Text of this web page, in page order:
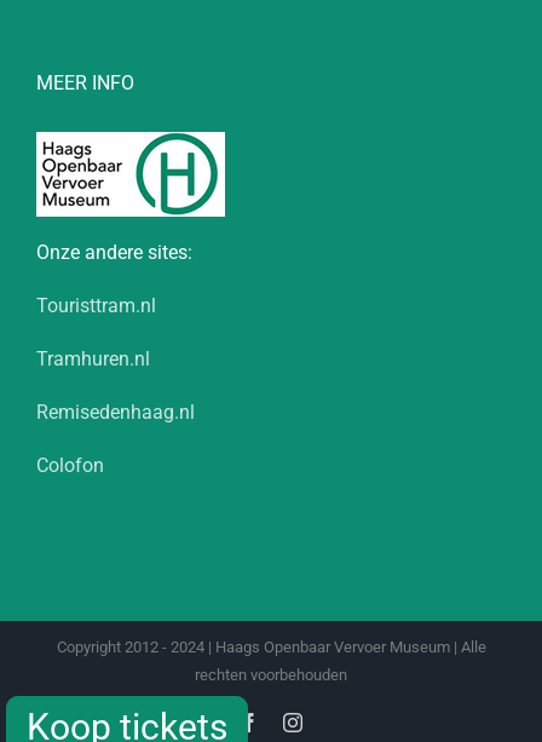
MEER INFO
Onze andere sites:
Touristtram.nl
Tramhuren.nl
Remisedenhaag.nl
Colofon
Copyright 2012 - 2024 | Haags Openbaar Vervoer Museum | Alle
rechten voorbehouden
FacebookInstagram
Koop tickets
Koop tickets